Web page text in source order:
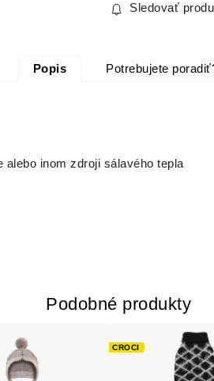
Sledovať
Popis Potrebujete
inom zdroji sálavého tepla
Podobné produkty
CROCI